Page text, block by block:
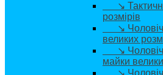
↘
розмірів
↘ Чоловічі
великих
↘ Чоловічі
майки
↘